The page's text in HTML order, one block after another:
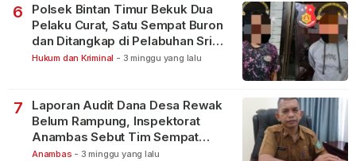
6
Polsek Bintan Timur Bekuk Dua
Pelaku Curat, Satu Sempat Buron
dan Ditangkap di Pelabuhan Sri
Bintan Pura
Hukum dan Kriminal - 3 minggu yang lalu
7
Laporan Audit Dana Desa Rewak
Belum Rampung, Inspektorat
Anambas Sebut Tim Sempat
Terbagi Tangani Kasus Lain
Anambas - 3 minggu yang lalu